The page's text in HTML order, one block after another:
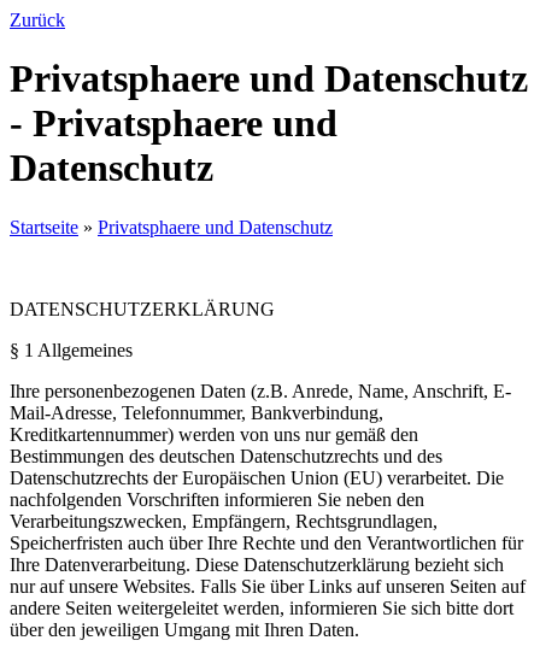
Zurück
Privatsphaere und Datenschutz
- Privatsphaere und
Datenschutz
Startseite » Privatsphaere und Datenschutz
DATENSCHUTZERKLÄRUNG
§ 1 Allgemeines
Ihre personenbezogenen Daten (z.B. Anrede, Name, Anschrift, E-
Mail-Adresse, Telefonnummer, Bankverbindung,
Kreditkartennummer) werden von uns nur gemäß den
Bestimmungen des deutschen Datenschutzrechts und des
Datenschutzrechts der Europäischen Union (EU) verarbeitet. Die
nachfolgenden Vorschriften informieren Sie neben den
Verarbeitungszwecken, Empfängern, Rechtsgrundlagen,
Speicherfristen auch über Ihre Rechte und den Verantwortlichen für
Ihre Datenverarbeitung. Diese Datenschutzerklärung bezieht sich
nur auf unsere Websites. Falls Sie über Links auf unseren Seiten auf
andere Seiten weitergeleitet werden, informieren Sie sich bitte dort
über den jeweiligen Umgang mit Ihren Daten.